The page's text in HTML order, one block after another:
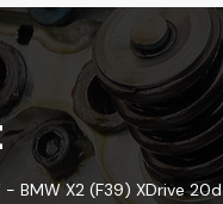
- BMW X2 (F39) XDrive 20d